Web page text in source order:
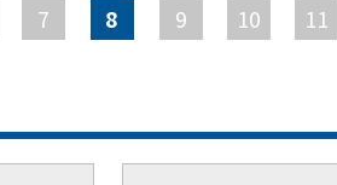
7 8 9 10 11